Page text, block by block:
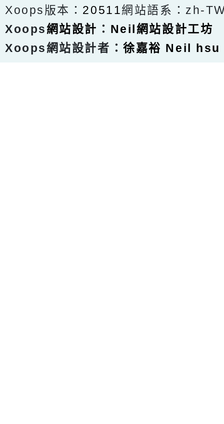
Xoops版本： 20511網站語系：zh-
Xoops網站設計 ： Neil網站設計工坊
Xoops網站設計者：徐嘉裕 Neil hsu